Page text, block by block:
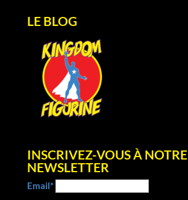
LE BLOG
INSCRIVEZ-VOUS À NOTRE
NEWSLETTER
Email*